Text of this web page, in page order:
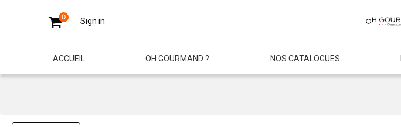
0 Sign in
ACCUEIL OH GOURMAND ? NOS CATALOGUES